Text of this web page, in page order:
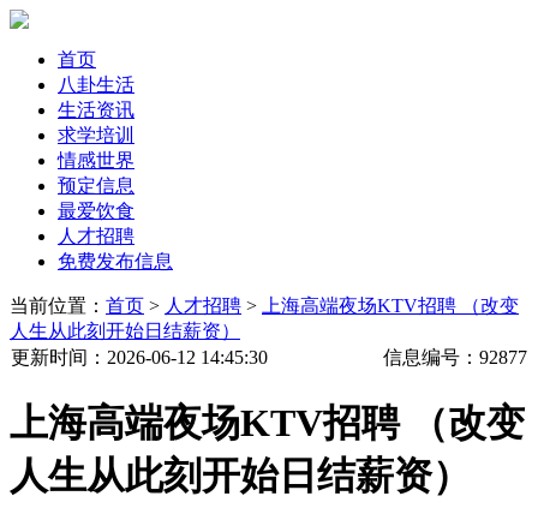
首页
八卦生活
生活资讯
求学培训
情感世界
预定信息
最爱饮食
人才招聘
免费发布信息
当前位置： 首页 > 人才招聘 >
上海高端夜场KTV招聘 （改变
人生从此刻开始日结薪资）
更新时间 ：2026-06-12 14:45:30 信息编号： 92877
上海高端夜场KTV招聘 （改变
人生从此刻开始日结薪资）